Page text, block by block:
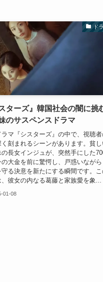
ド
スターズ』韓国社会の闇に挑
のサスペンスドラマ
ラマ『シスターズ』の中で、視聴
く刻まれるシーンがあります。貧
の長女インジュが、突然手にした
の大金を前に驚愕し、戸惑いながら
守る決意を新たにする瞬間です。
彼女の内なる葛藤と家族愛を象...
01-08